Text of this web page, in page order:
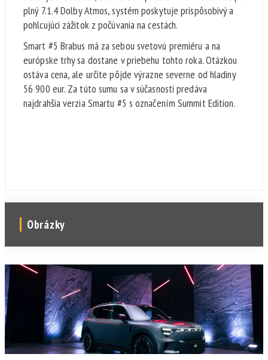
plný 7.1.4 Dolby Atmos, systém poskytuje prispôsobivý a
pohlcujúci zážitok z počúvania na cestách.
Smart #5 Brabus má za sebou svetovú premiéru a na
európske trhy sa dostane v priebehu tohto roka. Otázkou
ostáva cena, ale určite pôjde výrazne severne od hladiny
56 900 eur. Za túto sumu sa v súčasnosti predáva
najdrahšia verzia Smartu #5 s označením Summit Edition.
Obrázky